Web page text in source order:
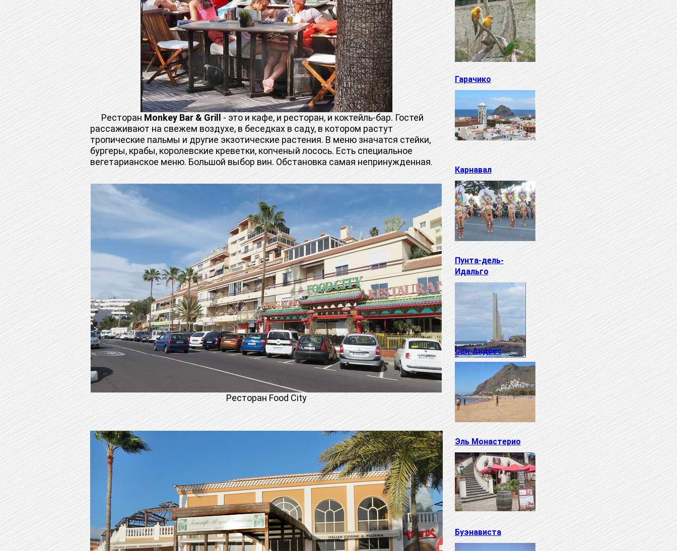
Ресторан Monkey Bar & Grill - это и кафе, и ресторан, и коктейль-бар. Гостей
рассаживают на свежем воздухе, в беседках в саду, в котором растут
тропические пальмы и другие экзотические растения. В меню значатся стейки,
бургеры, крабы, королевские креветки, копченый лосось. Есть специальное
вегетарианское меню. Большой выбор вин. Обстановка самая непринужденная.
Ресторан Food City
Гарачико
Карнавал
Пунта-дель-
Идальго
Сан-Андрес
Эль Монастерио
Буэнависта